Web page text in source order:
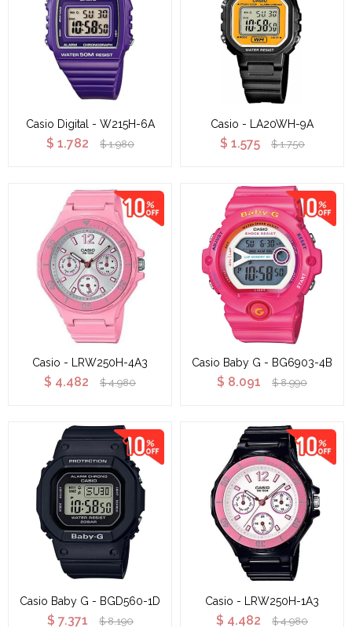
Casio Digital - W215H-6A
$ 1.782 $ 1.980
Casio - LA20WH-9A
$ 1.575 $ 1.750
Casio - LRW250H-4A3
$ 4.482 $ 4.980
Casio Baby G - BG6903-4B
$ 8.091 $ 8.990
Casio Baby G - BGD560-1D
$ 7.371 $ 8.190
Casio - LRW250H-1A3
$ 4.482 $ 4.980